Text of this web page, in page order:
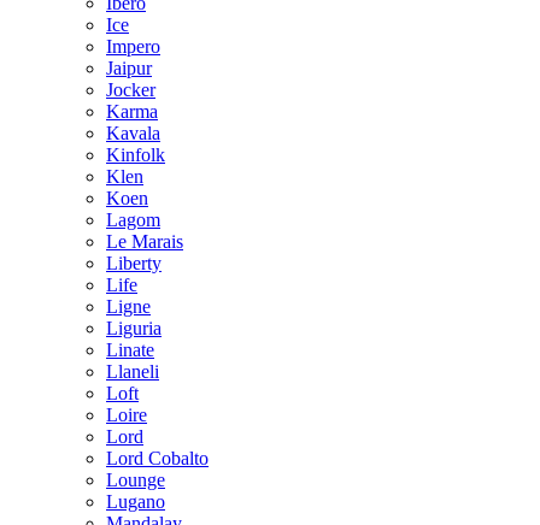
Ice
Impero
Jaipur
Jocker
Karma
Kavala
Kinfolk
Klen
Koen
Lagom
Le Marais
Liberty
Life
Ligne
Liguria
Linate
Llaneli
Loft
Loire
Lord
Lord Cobalto
Lounge
Lugano